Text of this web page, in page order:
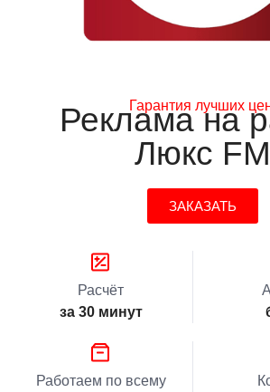
Гарантия лучших
Реклама на
Люкс FM
ЗАКАЗАТЬ
Расчёт
за 30 минут
Работаем по всему